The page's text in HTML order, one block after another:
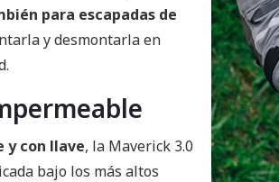
para escapadas de
y desmontarla en
y con llave, la Maverick 3.0
bajo los más altos